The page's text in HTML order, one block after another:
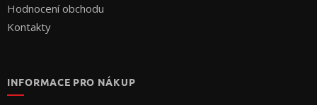
Hodnocení obchodu
Kontakty
INFORMACE PRO NÁKUP